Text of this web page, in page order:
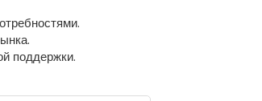
поддержки.